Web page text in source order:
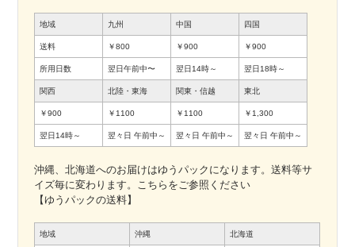
地域 九州 中国 四国
送料 ￥800 ￥900 ￥900
所用日数 翌日午前中〜 翌日14時～ 翌日18時～
関西 北陸・東海 関東・信越 東北
￥900 ￥1100 ￥1100 ￥1,300
翌日14時～ 翌々日 午前中～ 翌々日 午前中～ 翌々日 午前中～
沖縄、北海道へのお届けはゆうパックになります。送料等サ
イズ毎に変わります。こちらをご参照ください
【ゆうパックの送料】
地域 沖縄 北海道